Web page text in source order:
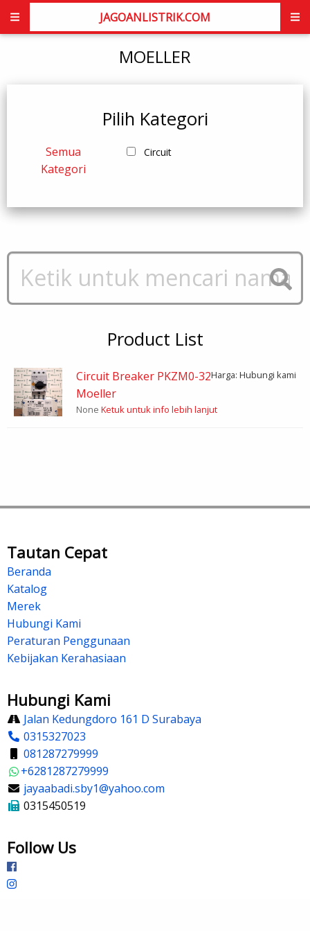
JAGOANLISTRIK.COM
MOELLER
Pilih Kategori
Semua
Kategori
Circuit
Product List
Circuit Breaker PKZM0-32
Moeller
Harga: Hubungi kami
None Ketuk untuk info lebih lanjut
Tautan Cepat
Beranda
Katalog
Merek
Hubungi Kami
Peraturan Penggunaan
Kebijakan Kerahasiaan
Hubungi Kami
Jalan Kedungdoro 161 D Surabaya
0315327023
081287279999
+6281287279999
jayaabadi.sby1@yahoo.com
0315450519
Follow Us